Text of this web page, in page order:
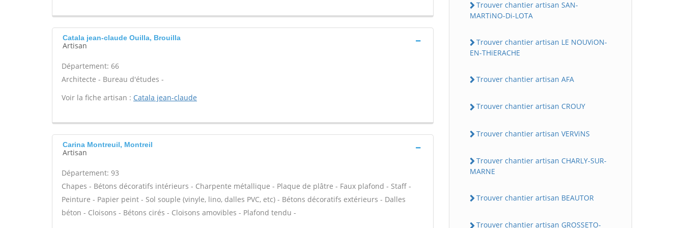
Catala jean-claude Ouilla, Brouilla
Artisan
Département: 66
Architecte - Bureau d'études -
Voir la fiche artisan : Catala jean-claude
Carina Montreuil, Montreil
Artisan
Département: 93
Chapes - Bétons décoratifs intérieurs - Charpente métallique - Plaque de plâtre - Faux plafond - Staff -
Peinture - Papier peint - Sol souple (vinyle, lino, dalles PVC, etc) - Bétons décoratifs extérieurs - Dalles
béton - Cloisons - Bétons cirés - Cloisons amovibles - Plafond tendu -
Trouver chantier artisan SAN-
MARTiNO-Di-LOTA
Trouver chantier artisan LE NOUViON-
EN-THiERACHE
Trouver chantier artisan AFA
Trouver chantier artisan CROUY
Trouver chantier artisan VERViNS
Trouver chantier artisan CHARLY-SUR-
MARNE
Trouver chantier artisan BEAUTOR
Trouver chantier artisan GROSSETO-